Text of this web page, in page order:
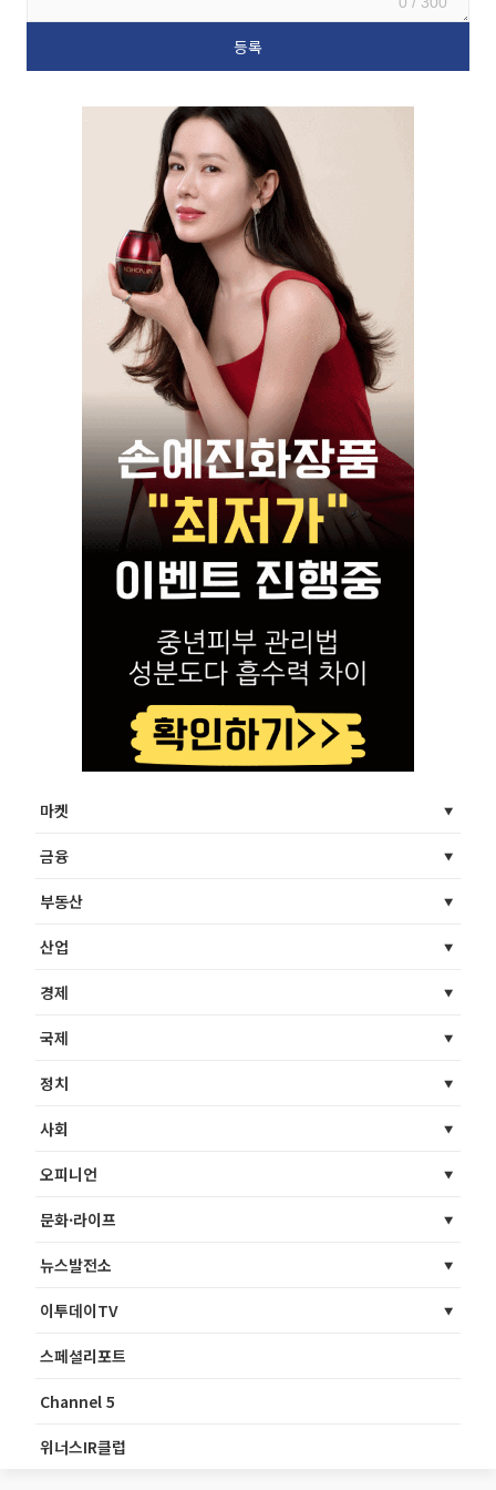
마켓
금융
부동산
산업
경제
국제
정치
사회
오피니언
문화·라이프
뉴스발전소
이투데이TV
스페셜리포트
Channel 5
위너스IR클럽